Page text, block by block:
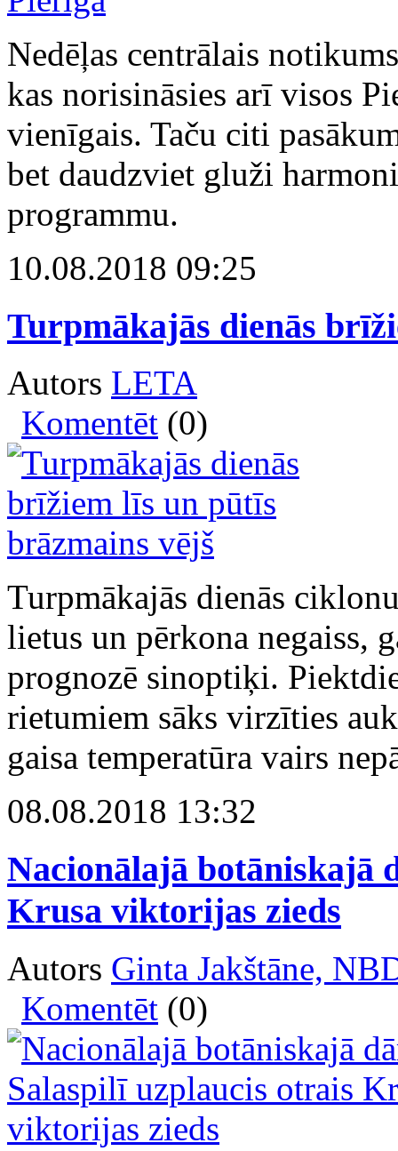
Nedēļas centrālais
kas norisināsies arī visos
vienīgais. Taču citi
bet daudzviet gluži
programmu.
10.08.2018 09:25
Turpmākajās dienās
Autors LETA
Komentēt (0)
Turpmākajās dienās
lietus un pērkona negaiss,
prognozē sinoptiķi.
rietumiem sāks virzīties
gaisa temperatūra vairs
08.08.2018 13:32
Nacionālajā botāniskajā
Krusa viktorijas zieds
Autors Ginta Jakštāne,
Komentēt (0)